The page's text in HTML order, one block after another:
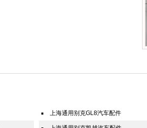
上海通用别克GL8汽车配件